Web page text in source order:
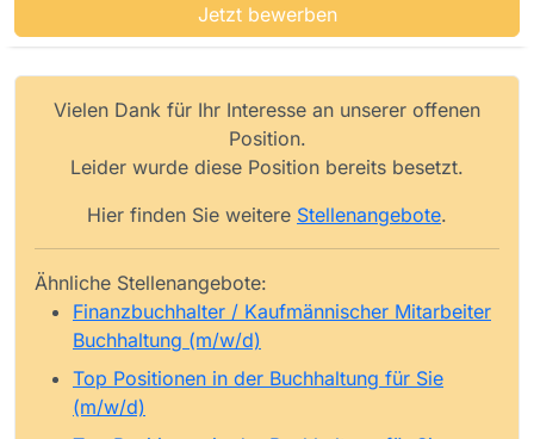
Jetzt bewerben
Vielen Dank für Ihr Interesse an unserer offenen
Position.
Leider wurde diese Position bereits besetzt.
Hier finden Sie weitere Stellenangebote.
Ähnliche Stellenangebote:
Finanzbuchhalter / Kaufmännischer Mitarbeiter
Buchhaltung (m/w/d)
Top Positionen in der Buchhaltung für Sie
(m/w/d)